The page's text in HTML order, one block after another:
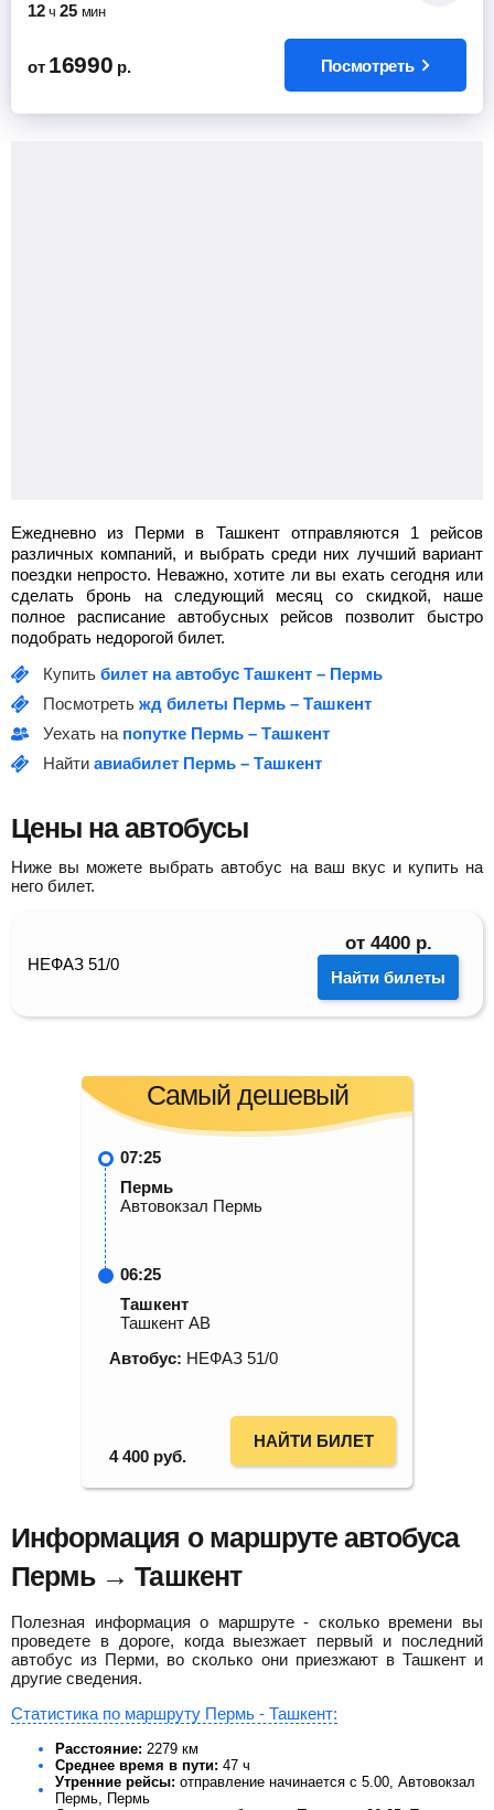
12 ч 25 мин
от 16990 р. Посмотреть
Ежедневно из Перми в Ташкент отправляются 1 рейсов
различных компаний, и выбрать среди них лучший вариант
поездки непросто. Неважно, хотите ли вы ехать сегодня или
сделать бронь на следующий месяц со скидкой, наше
полное расписание автобусных рейсов позволит быстро
подобрать недорогой билет.
Купить билет на автобус Ташкент – Пермь
Посмотреть жд билеты Пермь – Ташкент
Уехать на попутке Пермь – Ташкент
Найти авиабилет Пермь – Ташкент
Цены на автобусы
Ниже вы можете выбрать автобус на ваш вкус и купить на
него билет.
НЕФАЗ 51/0
от 4400 р.
Найти билеты
Самый дешевый
07:25
Пермь
Автовокзал Пермь
06:25
Ташкент
Ташкент АВ
Автобус: НЕФАЗ 51/0
4 400 руб.
НАЙТИ БИЛЕТ
Информация о маршруте автобуса
Пермь → Ташкент
Полезная информация о маршруте - сколько времени вы
проведете в дороге, когда выезжает первый и последний
автобус из Перми, во сколько они приезжают в Ташкент и
другие сведения.
Статистика по маршруту Пермь - Ташкент:
Расстояние: 2279 км
Среднее время в пути: 47 ч
Утренние рейсы: отправление начинается с 5.00, Автовокзал
Пермь, Пермь